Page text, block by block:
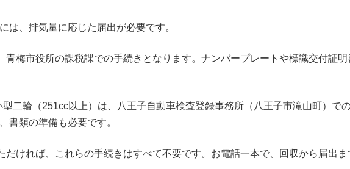
は、排気量に応じた届出が必要です。
青梅市役所の課税課での手続きとなります。ナンバープレートや標識交付証
二輪（251cc以上）は、八王子自動車検査登録事務所（八王子市滝山町）で
書類の準備も必要です。
だければ、これらの手続きはすべて不要です。お電話一本で、回収から届出ま